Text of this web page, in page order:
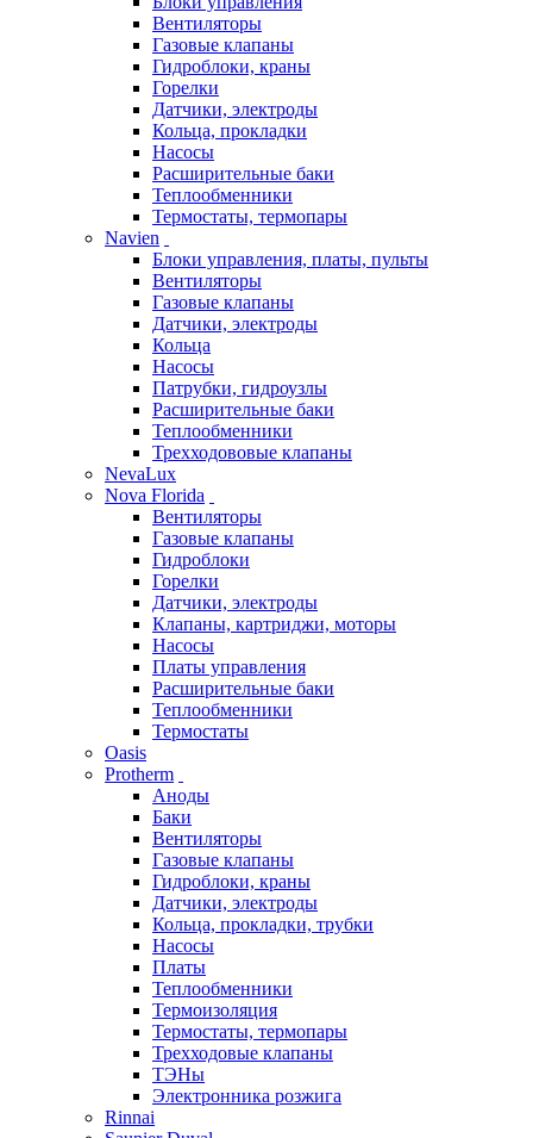
Вентиляторы
Газовые клапаны
Гидроблоки, краны
Горелки
Датчики, электроды
Кольца, прокладки
Насосы
Расширительные баки
Теплообменники
Термостаты, термопары
Navien
Блоки управления, платы, пульты
Вентиляторы
Газовые клапаны
Датчики, электроды
Кольца
Насосы
Патрубки, гидроузлы
Расширительные баки
Теплообменники
Трехходововые клапаны
NevaLux
Nova Florida
Вентиляторы
Газовые клапаны
Гидроблоки
Горелки
Датчики, электроды
Клапаны, картриджи, моторы
Насосы
Платы управления
Расширительные баки
Теплообменники
Термостаты
Oasis
Protherm
Аноды
Баки
Вентиляторы
Газовые клапаны
Гидроблоки, краны
Датчики, электроды
Кольца, прокладки, трубки
Насосы
Платы
Теплообменники
Термоизоляция
Термостаты, термопары
Трехходовые клапаны
ТЭНы
Электронника розжига
Rinnai